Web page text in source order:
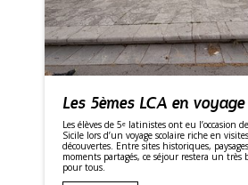
Les 5èmes LCA en
Les élèves de 5ᵉ latinistes ont eu l’occasion
Sicile lors d’un voyage scolaire riche en
découvertes. Entre sites historiques,
moments partagés, ce séjour restera un très
pour tous.